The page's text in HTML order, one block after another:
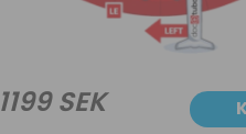
1199 SEK